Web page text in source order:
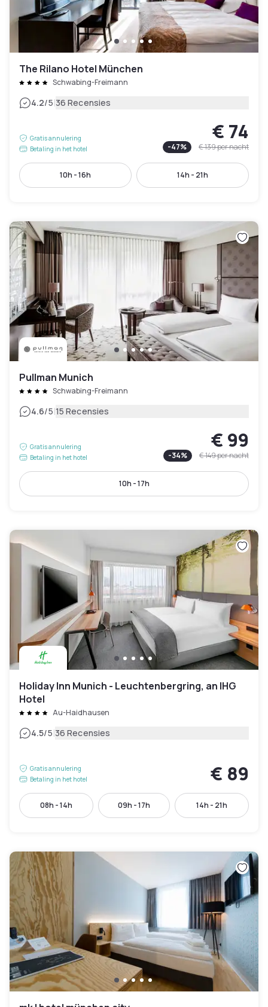
The Rilano Hotel München
Schwabing-Freimann
4.2/5|36 Recensies
Gratis annulering
Betaling in het hotel
€ 74
-47% € 139per nacht
10h - 16h 14h - 21h
Pullman Munich
Schwabing-Freimann
4.6/5|15 Recensies
Gratis annulering
Betaling in het hotel
€ 99
-34% € 149per nacht
10h - 17h
Holiday Inn Munich - Leuchtenbergring, an IHG
Hotel
Au-Haidhausen
4.5/5|36 Recensies
Gratis annulering
Betaling in het hotel
€ 89
08h - 14h 09h - 17h 14h - 21h